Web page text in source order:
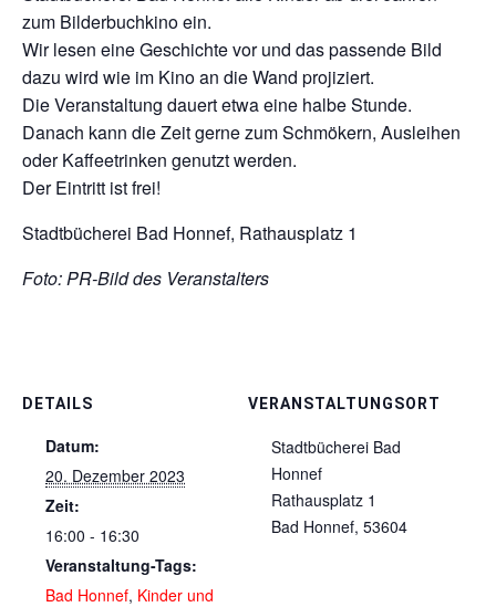
zum Bilderbuchkino ein.
Wir lesen eine Geschichte vor und das passende Bild
dazu wird wie im Kino an die Wand projiziert.
Die Veranstaltung dauert etwa eine halbe Stunde.
Danach kann die Zeit gerne zum Schmökern, Ausleihen
oder Kaffeetrinken genutzt werden.
Der Eintritt ist frei!
Stadtbücherei Bad Honnef, Rathausplatz 1
Foto: PR-Bild des Veranstalters
DETAILS
Datum:
20. Dezember 2023
Zeit:
16:00 - 16:30
Veranstaltung-Tags:
Bad Honnef, Kinder und
VERANSTALTUNGSORT
Stadtbücherei Bad
Honnef
Rathausplatz 1
Bad Honnef, 53604